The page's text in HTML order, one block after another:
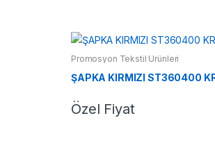
Promosyon Tekstil Ürünleri
ŞAPKA KIRMIZI ST360400
Özel Fiyat